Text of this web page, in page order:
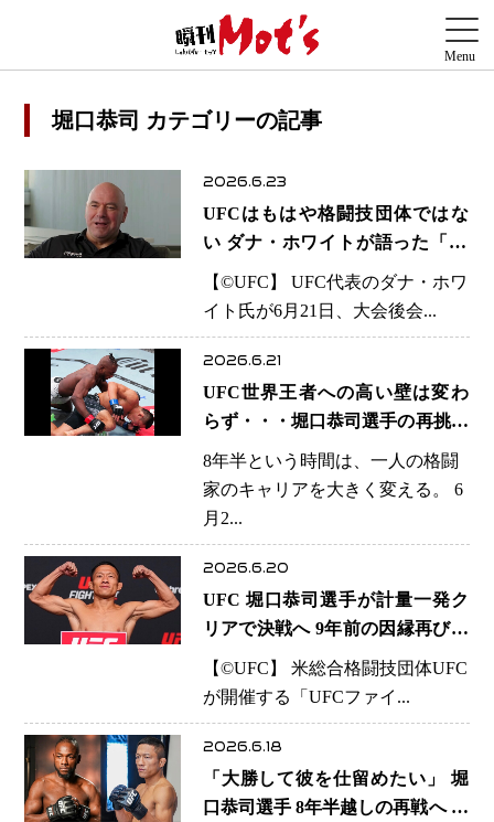
堀口恭司 カテゴリーの記事
2026.6.23
UFCはもはや格闘技団体ではな
い ダナ・ホワイトが語った「AI
時代のスポーツ覇権戦争」
【©️UFC】 UFC代表のダナ・ホワ
イト氏が6月21日、大会後会...
2026.6.21
UFC世界王者への高い壁は変わ
らず・・・堀口恭司選手の再挑戦
はなぜ止められたのか！？マネ
ル・ケイプが示したUFCフライ
級 新時代の能力値の高さ
8年半という時間は、一人の格闘
家のキャリアを大きく変える。 6
月2...
2026.6.20
UFC 堀口恭司選手が計量一発ク
リアで決戦へ 9年前の因縁再び…
マネル・ケイプ選手との注目リマ
ッチが実現
【©️UFC】 米総合格闘技団体UFC
が開催する「UFCファイ...
2026.6.18
「大勝して彼を仕留めたい」 堀
口恭司選手 8年半越しの再戦へ 日